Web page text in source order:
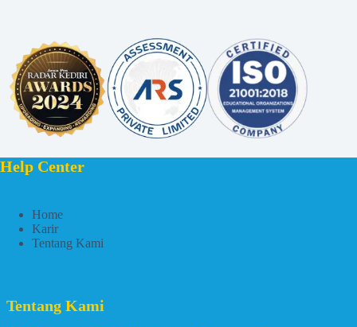
Help Center
Home
Karir
Tentang Kami
Tentang Kami